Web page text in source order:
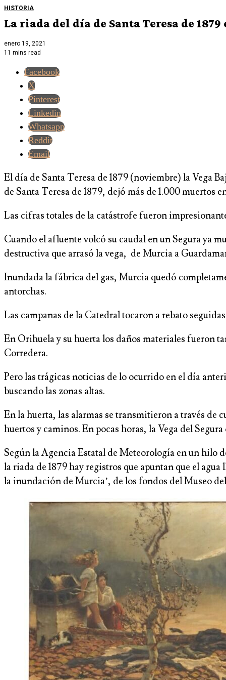
HISTORIA
La riada del día de Santa Teresa de
enero 19, 2021
11 mins read
Facebook
X
Pinterest
Linkedin
Whatsapp
Reddit
Email
El día de Santa Teresa de 1879 (noviembre) la Vega
de Santa Teresa de 1879, dejó más de 1.000 muertos
Las cifras totales de la catástrofe fueron
Cuando el afluente volcó su caudal en un Segura ya
destructiva que arrasó la vega, de Murcia a
Inundada la fábrica del gas, Murcia quedó
antorchas.
Las campanas de la Catedral tocaron a rebato
En Orihuela y su huerta los daños materiales fueron
Corredera.
Pero las trágicas noticias de lo ocurrido en el día
buscando las zonas altas.
En la huerta, las alarmas se transmitieron a través de
huertos y caminos. En pocas horas, la Vega del
Según la Agencia Estatal de Meteorología en un hilo
la riada de 1879 hay registros que apuntan que el
la inundación de Murcia’, de los fondos del Museo